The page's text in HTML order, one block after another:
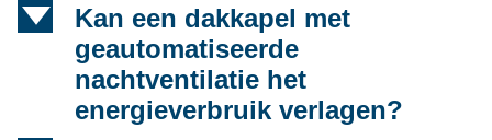
d
Kan een dakkapel met
geautomatiseerde
nachtventilatie het
energieverbruik verlagen?